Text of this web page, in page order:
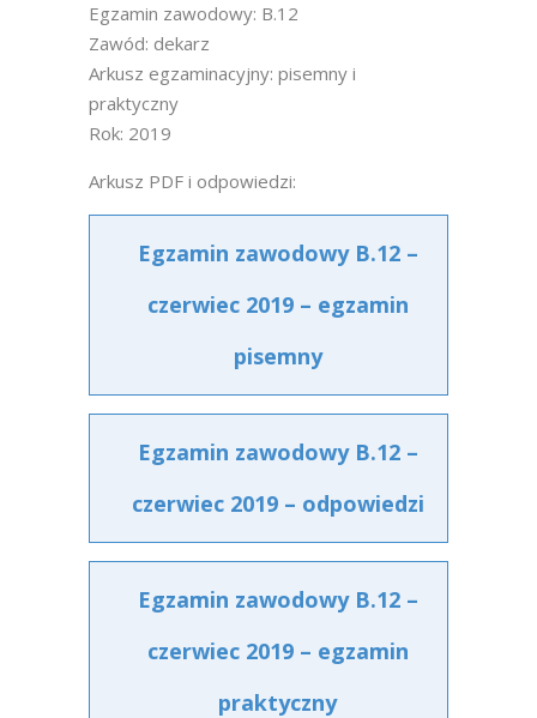
Egzamin zawodowy: B.12
Zawód: dekarz
Arkusz egzaminacyjny: pisemny i
praktyczny
Rok: 2019
Arkusz PDF i odpowiedzi:
Egzamin zawodowy B.12 –
czerwiec 2019 – egzamin
pisemny
Egzamin zawodowy B.12 –
czerwiec 2019 – odpowiedzi
Egzamin zawodowy B.12 –
czerwiec 2019 – egzamin
praktyczny